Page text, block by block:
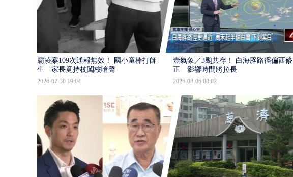
霸凌案109次通報無效！ 國小童棒打師
生 家長竟持杖闖校嗆聲
2026-07-30 19:04
壹氣象／3颱共存！ 白海豚路徑偏西修
正 影響時間將拉長
2026-08-06 08:02